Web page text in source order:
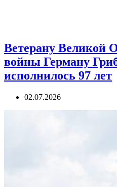
Ветерану Великой
войны Герману
исполнилось 97 лет
02.07.2026